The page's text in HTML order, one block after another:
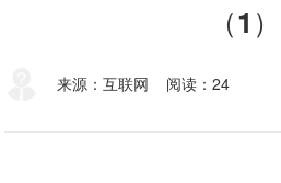
（1）
来源：互联网 阅读：24